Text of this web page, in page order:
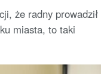
że radny prowadził
miasta, to taki